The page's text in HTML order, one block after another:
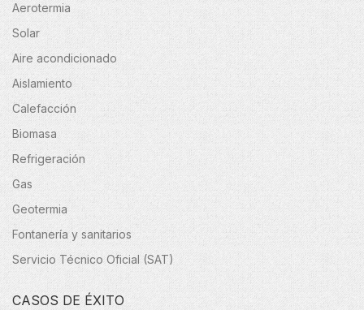
Aerotermia
Solar
Aire acondicionado
Aislamiento
Calefacción
Biomasa
Refrigeración
Gas
Geotermia
Fontanería y sanitarios
Servicio Técnico Oficial (SAT)
CASOS DE ÉXITO